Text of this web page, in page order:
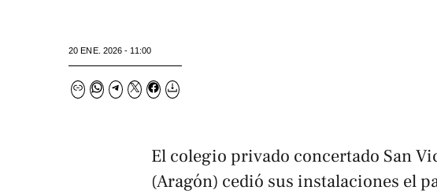
20 ENE. 2026 - 11:00
El colegio privado concertado San
(Aragón) cedió sus instalaciones el